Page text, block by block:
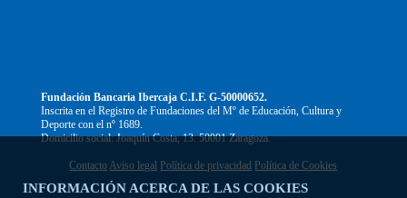
INFORMACIÓN ACERCA DE LAS COOKIES
Fundación Bancaria Ibercaja C.I.F. G-50000652.
Inscrita en el Registro de Fundaciones del Mº de Educación, Cultura y
Deporte con el nº 1689.
Domicilio social: Joaquín Costa, 13. 50001 Zaragoza.
Contacto Aviso legal Política de privacidad Política de Cookies